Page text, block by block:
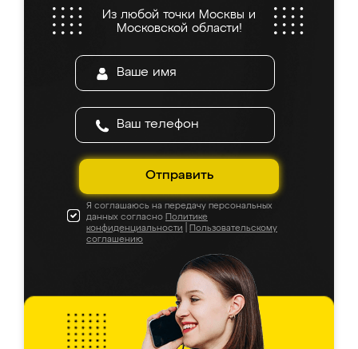
Из любой точки Москвы и
Московской области!
Отправить
Я соглашаюсь на передачу персональных
данных согласно Политике
конфиденциальности
Пользовательскому
соглашению